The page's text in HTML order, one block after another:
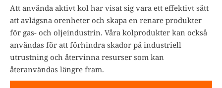
Att använda aktivt kol har visat sig vara ett effektivt sätt
att avlägsna orenheter och skapa en renare produkter
för gas- och oljeindustrin. Våra kolprodukter kan också
användas för att förhindra skador på industriell
utrustning och återvinna resurser som kan
återanvändas längre fram.